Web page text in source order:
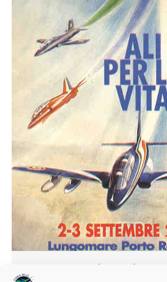
Le Frecce Tricolori